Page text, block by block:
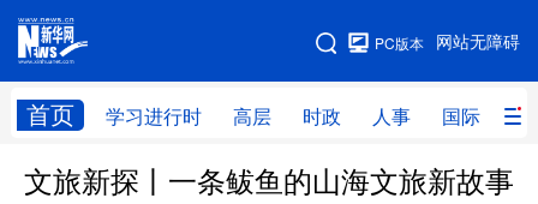
网站无障碍
PC版本
首页 学习进行时 高层 时政 人事 国际 财
网站地图
学习进行时 高层 时政 人事
文旅新探丨一条鲅鱼的山海文旅新故事